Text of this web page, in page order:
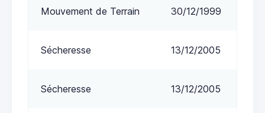
Mouvement de Terrain 30/12/1999
Sécheresse 13/12/2005
Sécheresse 13/12/2005